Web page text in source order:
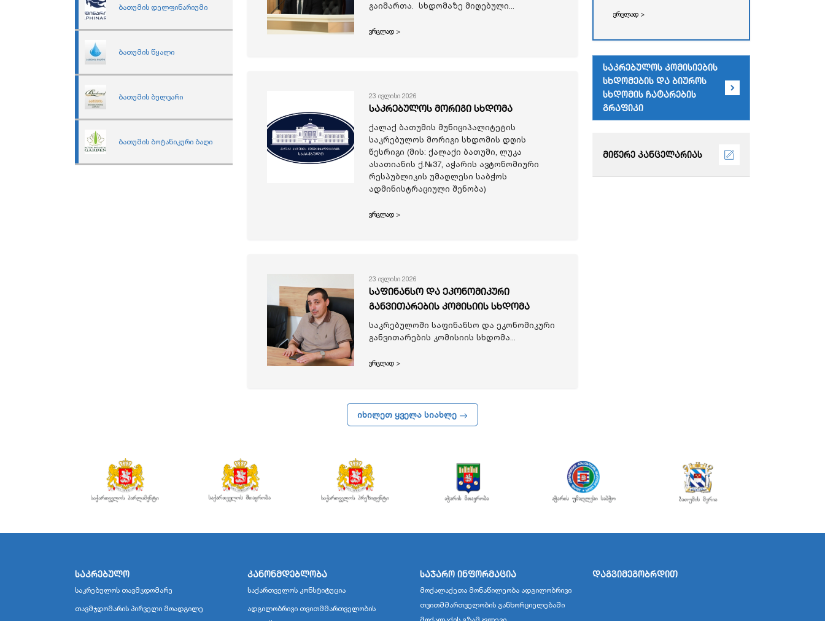
ბათუმის დელფინარიუმი
ბათუმის წყალი
ბათუმის ბულვარი
ბათუმის ბოტანიკური ბაღი
გაიმართა. სხდომაზე მიღებული...
ვრცლად >
23 ივლისი 2026
საკრებულოს მორიგი სხდომა
ქალაქ ბათუმის მუნიციპალიტეტის
საკრებულოს მორიგი სხდომის დღის
წესრიგი (მის: ქალაქი ბათუმი, ლუკა
ასათიანის ქ.№37, აჭარის ავტონომიური
რესპუბლიკის უმაღლესი საბჭოს
ადმინისტრაციული შენობა)
ვრცლად >
23 ივლისი 2026
საფინანსო და ეკონომიკური
განვითარების კომისიის სხდომა
საკრებულოში საფინანსო და ეკონომიკური
განვითარების კომისიის სხდომა...
ვრცლად >
იხილეთ ყველა სიახლე
რესპუბლიკის უმაღლესი
ადმინისტრაციული
შენობა)
ვრცლად >
საკრებულოს კომისიების
სხდომების და ბიუროს
სხდომის ჩატარების
გრაფიკი
მიწერე კანცელარიას
საკრებულო
საკრებულოს თავმჯდომარე
თავმჯდომარის პირველი მოადგილე
კანონმდებლობა
საქართველოს კონსტიტუცია
ადგილობრივი თვითმმართველობის
საჯარო ინფორმაცია
მოქალაქეთა მონაწილეობა ადგილობრივი
თვითმმართველობის განხორციელებაში
დაგვიმეგობრდით